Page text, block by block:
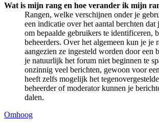
Wat is mijn rang en hoe verander ik mijn
Rangen, welke verschijnen onder je
een indicatie over het aantal berchten dat
om bepaalde gebruikers te identificeren,
beheerders. Over het algemeen kun je je
aangezien ze ingesteld worden door een
je natuurlijk het forum niet beginnen te
onzinnig veel berichten, gewoon voor
heeft zelfs mogelijk het
beheerder of moderator kunnen je
dalen.
Omhoog